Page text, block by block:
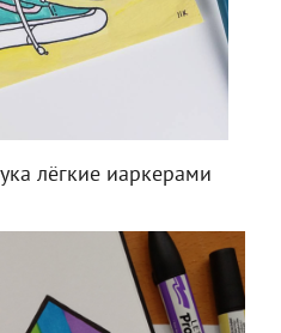
лёгкие иаркерами